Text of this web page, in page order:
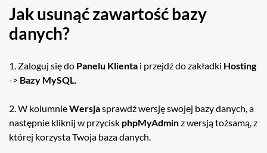
Jak usunąć zawartość bazy
danych?
1. Zaloguj się do Panelu Klienta i przejdź do zakładki Hosting
-> Bazy MySQL.
2. W kolumnieWersjasprawdź wersję swojej bazy danych, a
następnie kliknij w przycisk phpMyAdminz wersją tożsamą, z
której korzysta Twoja baza danych.